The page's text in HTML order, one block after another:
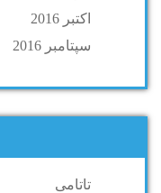
اکتبر 2016
سپتامبر 2016
تاتامی